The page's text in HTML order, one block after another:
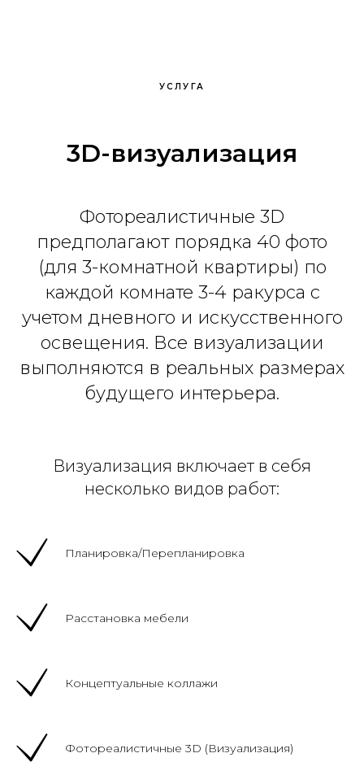
УСЛУГА
3D-визуализация
Фотореалистичные 3D
предполагают порядка 40 фото
(для 3-комнатной квартиры) по
каждой комнате 3-4 ракурса с
учетом дневного и искусственного
освещения. Все визуализации
выполняются в реальных размерах
будущего интерьера.
Визуализация включает в себя
несколько видов работ:
Планировка/Перепланировка
Расстановка мебели
Концептуальные коллажи
Фотореалистичные 3D (Визуализация)